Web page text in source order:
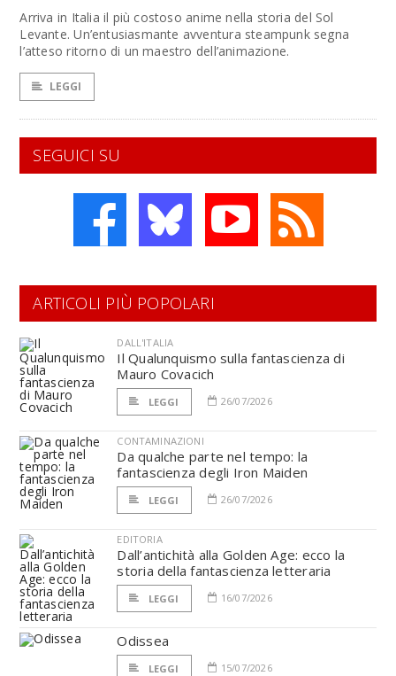
Arriva in Italia il più costoso anime nella storia del Sol
Levante. Un’entusiasmante avventura steampunk segna
l’atteso ritorno di un maestro dell’animazione.
LEGGI
SEGUICI SU
ARTICOLI PIÙ POPOLARI
DALL'ITALIA
Il Qualunquismo sulla fantascienza di
Mauro Covacich
LEGGI 26/07/2026
CONTAMINAZIONI
Da qualche parte nel tempo: la
fantascienza degli Iron Maiden
LEGGI 26/07/2026
EDITORIA
Dall’antichità alla Golden Age: ecco la
storia della fantascienza letteraria
LEGGI 16/07/2026
Odissea
LEGGI 15/07/2026